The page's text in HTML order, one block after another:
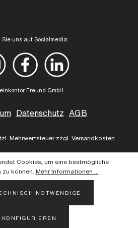
Sie uns auf Socialmedia:
Freund GmbH
Datenschutz AGB
Mehrwertsteuer zzgl. Versandkosten
Cookies, um eine bestmögliche
können. Mehr Informationen ...
NOTWENDIGE
KONFIGURIEREN